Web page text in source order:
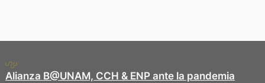
Alianza B@UNAM, CCH & ENP ante la pandemia